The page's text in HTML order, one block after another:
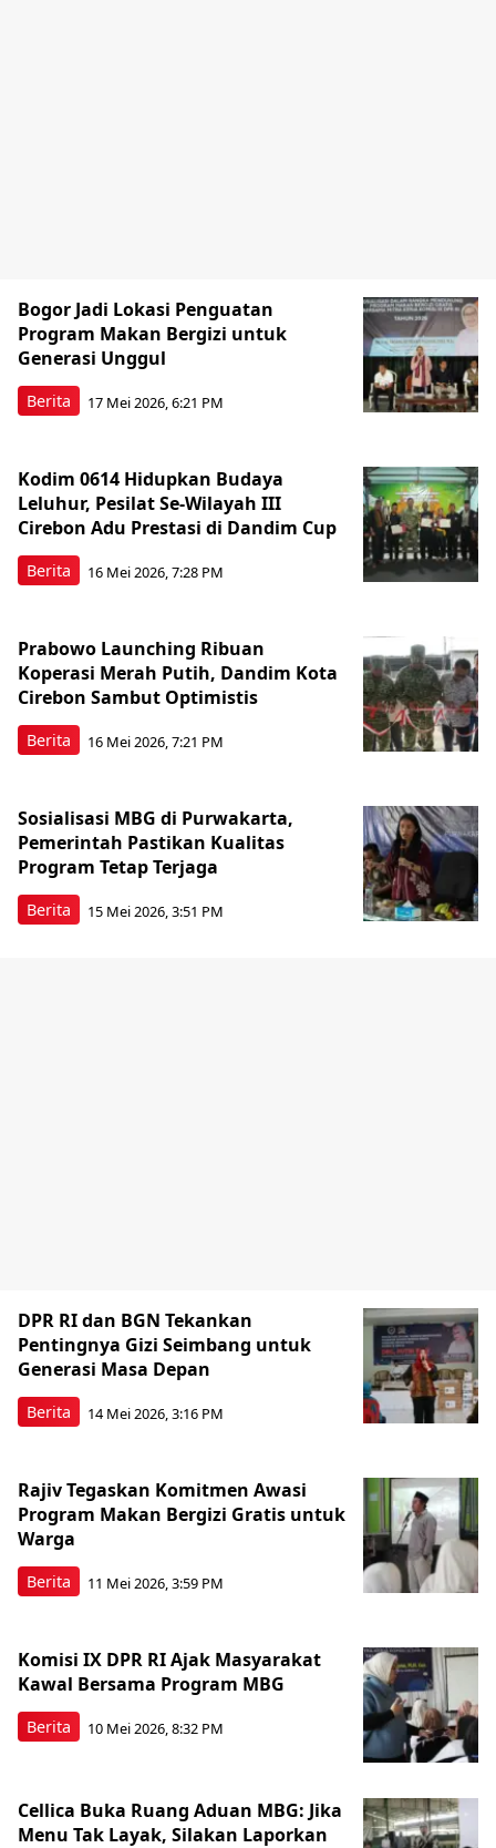
Berita
Bogor Jadi Lokasi Penguatan
Program Makan Bergizi untuk
Generasi Unggul
17 Mei 2026, 6:21 PM
Berita
Kodim 0614 Hidupkan Budaya
Leluhur, Pesilat Se-Wilayah III
Cirebon Adu Prestasi di Dandim Cup
16 Mei 2026, 7:28 PM
Berita
Prabowo Launching Ribuan
Koperasi Merah Putih, Dandim Kota
Cirebon Sambut Optimistis
16 Mei 2026, 7:21 PM
Berita
Sosialisasi MBG di Purwakarta,
Pemerintah Pastikan Kualitas
Program Tetap Terjaga
15 Mei 2026, 3:51 PM
Berita
DPR RI dan BGN Tekankan
Pentingnya Gizi Seimbang untuk
Generasi Masa Depan
14 Mei 2026, 3:16 PM
Berita
Rajiv Tegaskan Komitmen Awasi
Program Makan Bergizi Gratis untuk
Warga
11 Mei 2026, 3:59 PM
Berita
Komisi IX DPR RI Ajak Masyarakat
Kawal Bersama Program MBG
10 Mei 2026, 8:32 PM
Cellica Buka Ruang Aduan MBG: Jika
Menu Tak Layak, Silakan Laporkan